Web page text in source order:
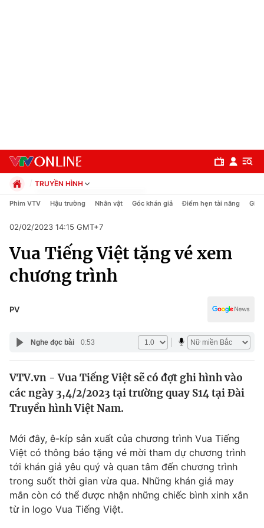
Chuyên mục
Chính trị
Pháp luật
Thế giới
Thế giới đó đây
Câu chuyện quốc tế
Kinh tế
Tài chính
Thị trường
Góc doanh nghiệp
Dữ liệu và đời sống
Truyền hình
TRUYỀN HÌNH
Chính trị
Pháp luật
Kinh tế
Thể thao
Truyền hình
Công nghệ
Phim VTV Hậu trường Nhân vật Góc khán giả Điểm hẹn tài năng Giải
02/02/2023 14:15 GMT+7
Vua Tiếng Việt tặng vé xem
chương trình
PV
Nghe đọc bài 0:53
VTV.vn - Vua Tiếng Việt sẽ có đợt ghi hình vào
các ngày 3,4/2/2023 tại trường quay S14 tại Đài
Truyền hình Việt Nam.
Mới đây, ê-kíp sản xuất của chương trình Vua Tiếng
Việt có thông báo tặng vé mời tham dự chương trình
tới khán giả yêu quý và quan tâm đến chương trình
trong suốt thời gian vừa qua. Những khán giả may
mắn còn có thể được nhận những chiếc bình xinh xắn
từ in logo Vua Tiếng Việt.